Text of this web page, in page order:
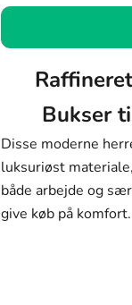
Farve
Lys Khaki
Rødvin
Blå
Størrelse:
Størrelse
S
M
Bukser
Disse moderne
luksuriøst
både arbejde og
give køb på komfort.